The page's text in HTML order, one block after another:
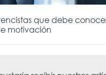
que debe
motivación